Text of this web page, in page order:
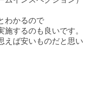
わかるので
施するのも良いです。
えば安いものだと思い